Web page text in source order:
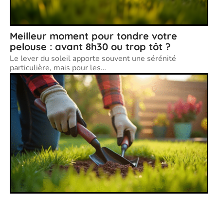
Meilleur moment pour tondre votre
pelouse : avant 8h30 ou trop tôt ?
Le lever du soleil apporte souvent une sérénité
particulière, mais pour les…